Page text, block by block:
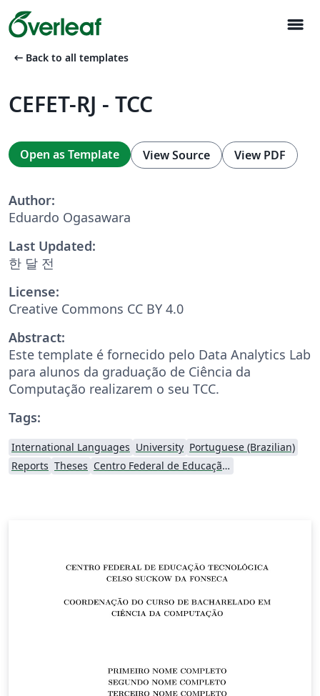
menu
arrow_left_alt Back to all templates
CEFET-RJ - TCC
Open as Template View Source View PDF
Author:
Eduardo Ogasawara
Last Updated:
한 달 전
License:
Creative Commons CC BY 4.0
Abstract:
Este template é fornecido pelo Data Analytics Lab
para alunos da graduação de Ciência da
Computação realizarem o seu TCC.
Tags:
International Languages University Portuguese (Brazilian)
Reports Theses Centro Federal de Educação Tecnológica de Rio de Janeiro (CEFET-RJ)